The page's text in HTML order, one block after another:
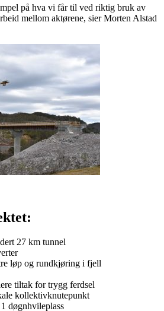
på hva vi får til ved riktig bruk av
mellom aktørene, sier Morten Alstad
27 km tunnel
løp og rundkjøring i fjell
tiltak for trygg ferdsel
kollektivknutepunkt
døgnhvileplass